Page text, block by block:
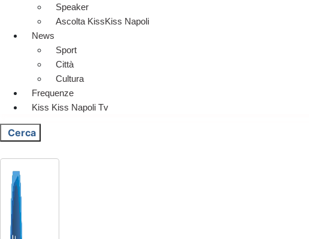
Speaker
Ascolta KissKiss Napoli
News
Sport
Città
Cultura
Frequenze
Kiss Kiss Napoli Tv
Cerca